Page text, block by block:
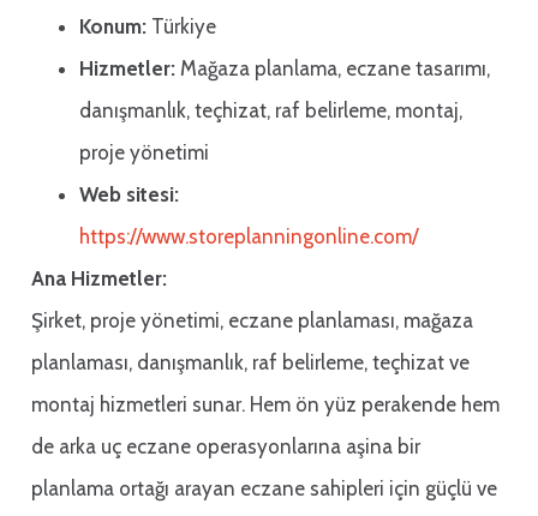
Konum: Türkiye
Hizmetler: Mağaza planlama, eczane tasarımı,
danışmanlık, teçhizat, raf belirleme, montaj,
proje yönetimi
Web sitesi:
https://www.storeplanningonline.com/
Ana Hizmetler:
Şirket, proje yönetimi, eczane planlaması, mağaza
planlaması, danışmanlık, raf belirleme, teçhizat ve
montaj hizmetleri sunar. Hem ön yüz perakende hem
de arka uç eczane operasyonlarına aşina bir
planlama ortağı arayan eczane sahipleri için güçlü ve